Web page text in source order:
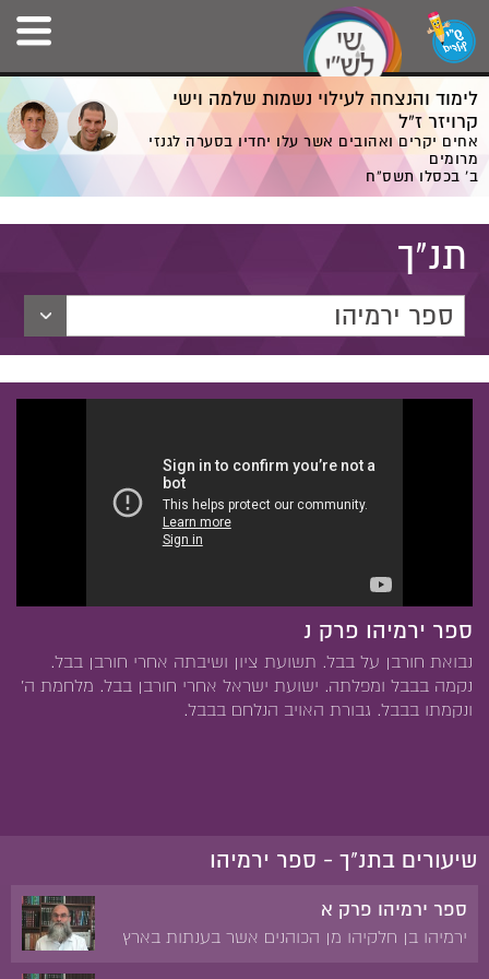
לימוד והנצחה לעילוי נשמות שלמה וישי
קרויזר ז”ל
אחים יקרים ואהובים אשר עלו יחדיו בסערה לגנזי
מרומים
ב' בכסלו תשס”ח
תנ"ך
ספר ירמיהו
ספר ירמיהו פרק נ
נבואת חורבן על בבל. תשועת ציון ושיבתה אחרי חורבן בבל.
נקמה בבבל ומפלתה. ישועת ישראל אחרי חורבן בבל. מלחמת ה'
ונקמתו בבבל. גבורת האויב הנלחם בבבל.
שיעורים בתנ"ך - ספר ירמיהו
ספר ירמיהו פרק א
ירמיהו בן חלקיהו מן הכוהנים אשר בענתות בארץ